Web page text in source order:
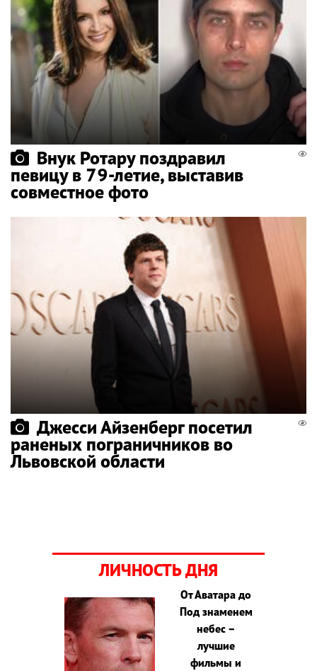
Внук Ротару поздравил
певицу в 79-летие, выставив
совместное фото
Джесси Айзенберг посетил
раненых пограничников во
Львовской области
ЛИЧНОСТЬ ДНЯ
От Аватара до
Под знаменем
небес –
лучшие
фильмы и